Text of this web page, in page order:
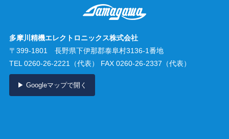
多摩川精機エレクトロニックス株式会社
〒399-1801 長野県下伊那郡泰阜村3136-1番地
TEL 0260-26-2221 （代表） FAX 0260-26-2337（代表）
▶ Googleマップで開く